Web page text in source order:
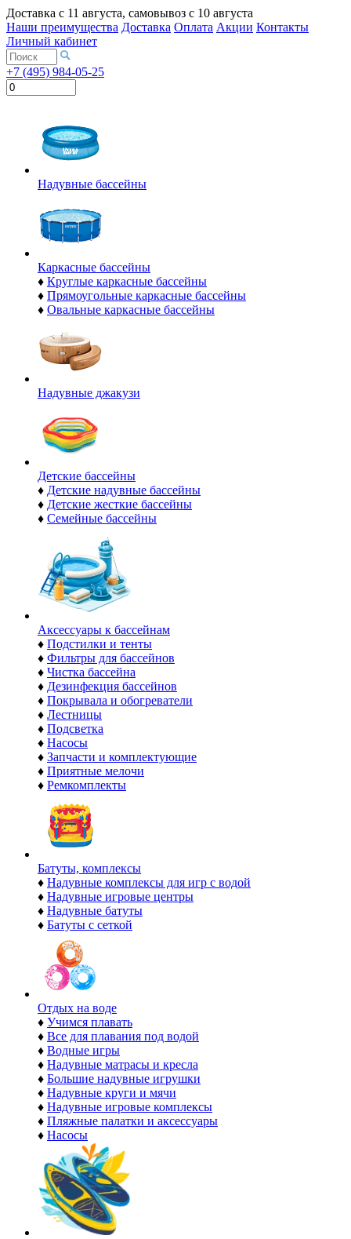
Доставка с 11 августа, самовывоз с 10 августа
Наши преимущества Доставка Оплата Акции Контакты
Личный кабинет
+7 (495) 984-05-25
Надувные бассейны
Каркасные бассейны
♦ Круглые каркасные бассейны
♦ Прямоугольные каркасные бассейны
♦ Овальные каркасные бассейны
Надувные джакузи
Детские бассейны
♦ Детские надувные бассейны
♦ Детские жесткие бассейны
♦ Семейные бассейны
Аксессуары к бассейнам
♦ Подстилки и тенты
♦ Фильтры для бассейнов
♦ Чистка бассейна
♦ Дезинфекция бассейнов
♦ Покрывала и обогреватели
♦ Лестницы
♦ Подсветка
♦ Насосы
♦ Запчасти и комплектующие
♦ Приятные мелочи
♦ Ремкомплекты
Батуты, комплексы
♦ Надувные комплексы для игр с водой
♦ Надувные игровые центры
♦ Надувные батуты
♦ Батуты с сеткой
Отдых на воде
♦ Учимся плавать
♦ Все для плавания под водой
♦ Водные игры
♦ Надувные матрасы и кресла
♦ Большие надувные игрушки
♦ Надувные круги и мячи
♦ Надувные игровые комплексы
♦ Пляжные палатки и аксессуары
♦ Насосы